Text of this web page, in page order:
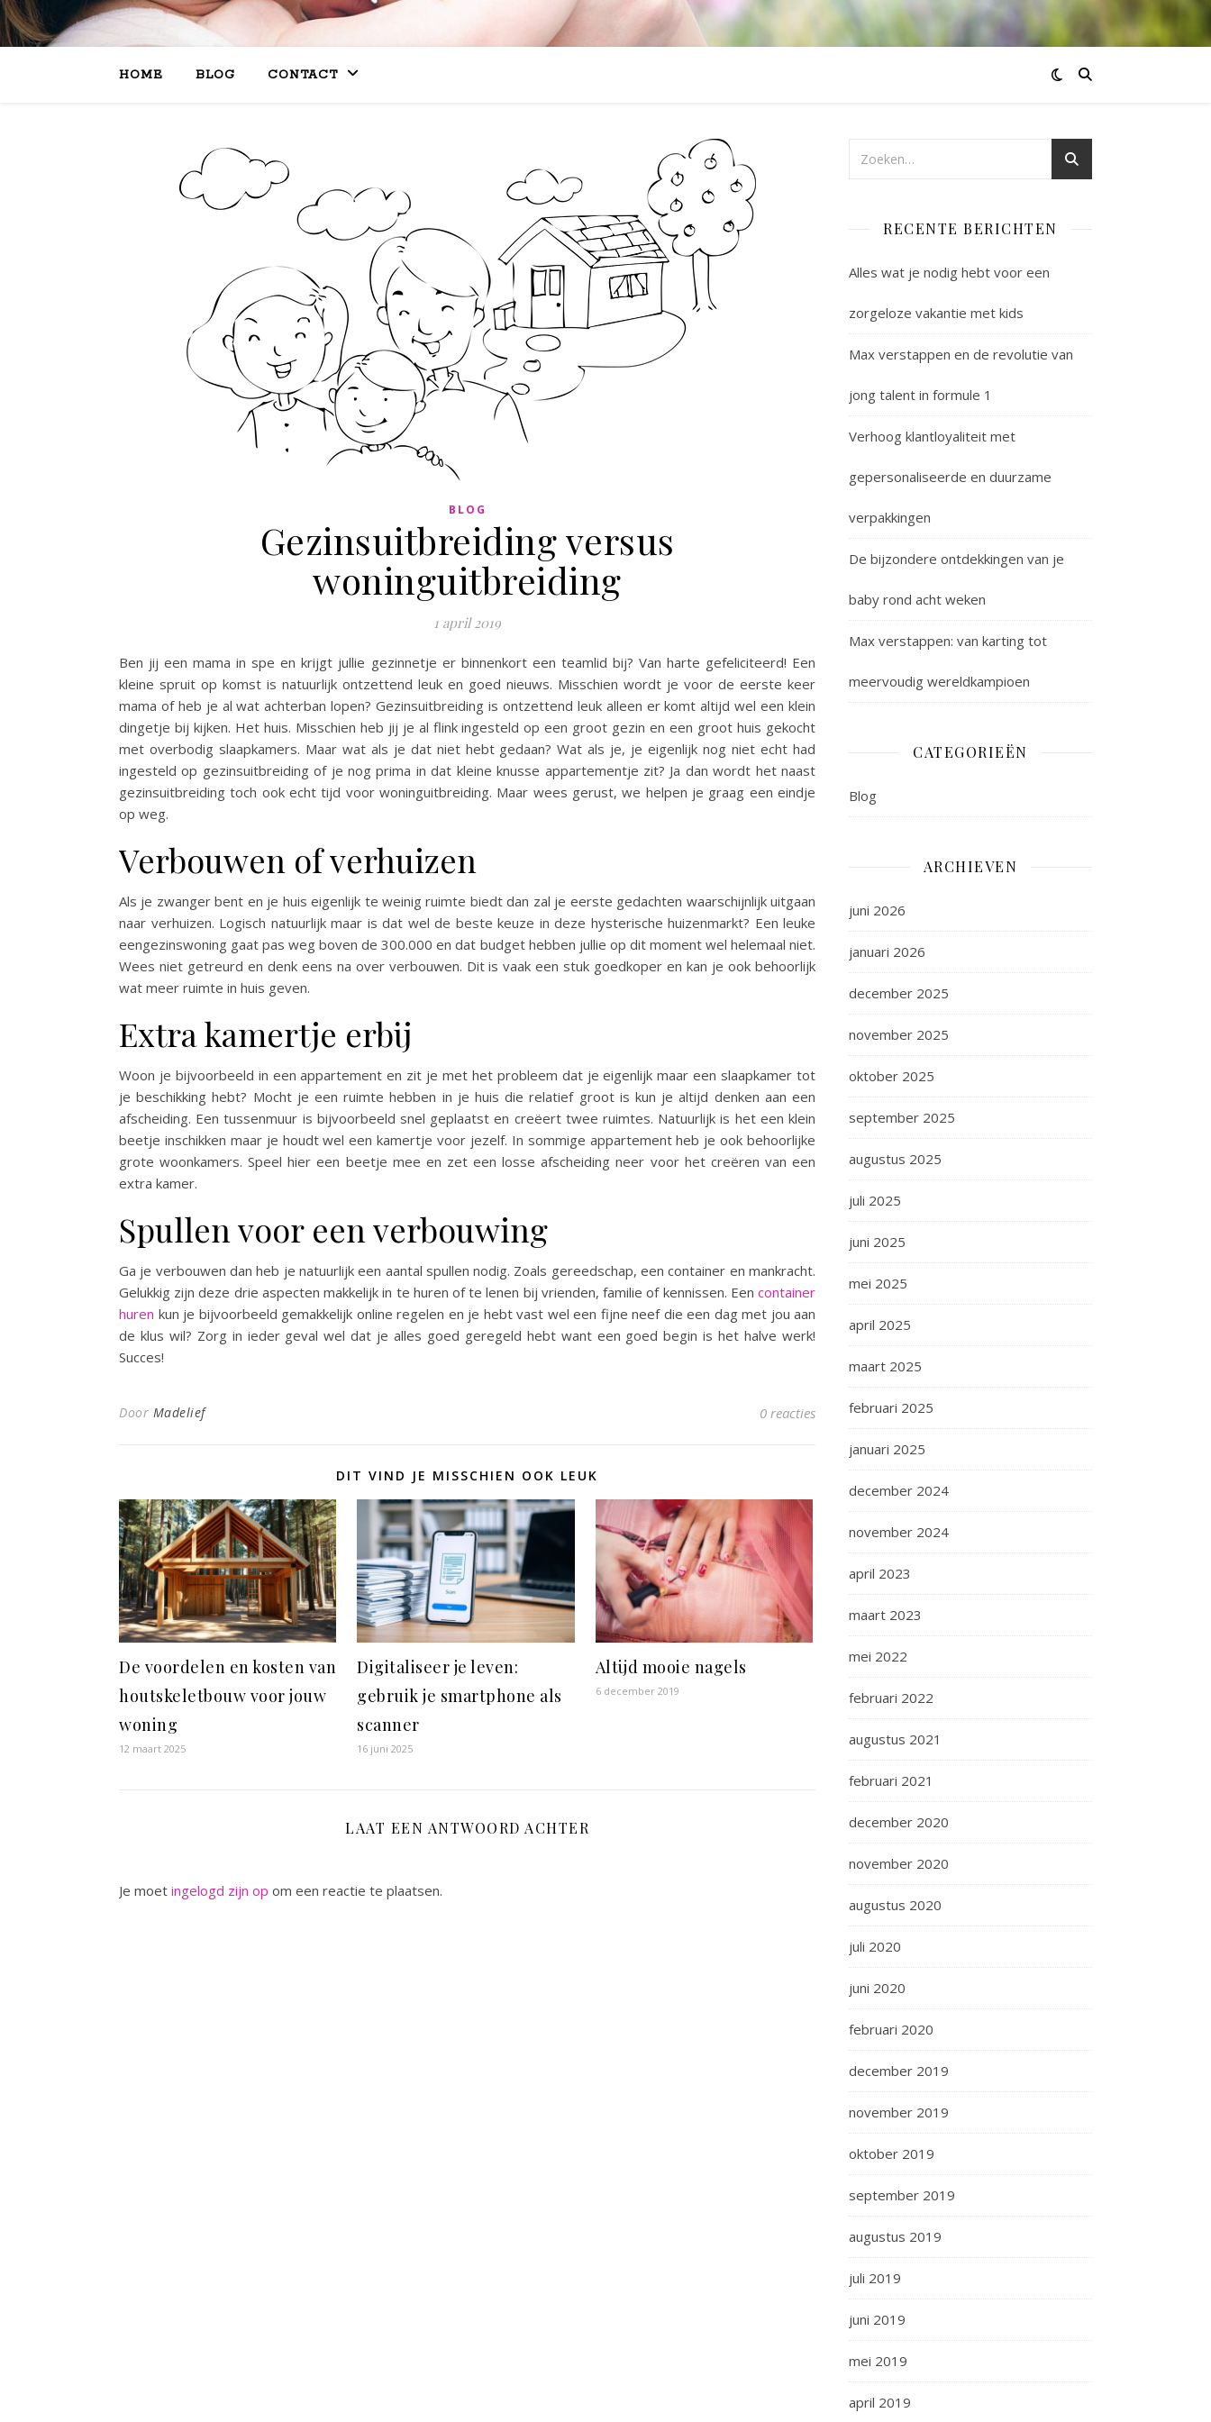
HOME BLOG CONTACT
BLOG
Gezinsuitbreiding versus
woninguitbreiding
1 april 2019
Ben jij een mama in spe en krijgt jullie gezinnetje er binnenkort een teamlid bij? Van harte gefeliciteerd! Een
kleine spruit op komst is natuurlijk ontzettend leuk en goed nieuws. Misschien wordt je voor de eerste keer
mama of heb je al wat achterban lopen? Gezinsuitbreiding is ontzettend leuk alleen er komt altijd wel een klein
dingetje bij kijken. Het huis. Misschien heb jij je al flink ingesteld op een groot gezin en een groot huis gekocht
met overbodig slaapkamers. Maar wat als je dat niet hebt gedaan? Wat als je, je eigenlijk nog niet echt had
ingesteld op gezinsuitbreiding of je nog prima in dat kleine knusse appartementje zit? Ja dan wordt het naast
gezinsuitbreiding toch ook echt tijd voor woninguitbreiding. Maar wees gerust, we helpen je graag een eindje
op weg.
Verbouwen of verhuizen
Als je zwanger bent en je huis eigenlijk te weinig ruimte biedt dan zal je eerste gedachten waarschijnlijk uitgaan
naar verhuizen. Logisch natuurlijk maar is dat wel de beste keuze in deze hysterische huizenmarkt? Een leuke
eengezinswoning gaat pas weg boven de 300.000 en dat budget hebben jullie op dit moment wel helemaal niet.
Wees niet getreurd en denk eens na over verbouwen. Dit is vaak een stuk goedkoper en kan je ook behoorlijk
wat meer ruimte in huis geven.
Extra kamertje erbij
Woon je bijvoorbeeld in een appartement en zit je met het probleem dat je eigenlijk maar een slaapkamer tot
je beschikking hebt? Mocht je een ruimte hebben in je huis die relatief groot is kun je altijd denken aan een
afscheiding. Een tussenmuur is bijvoorbeeld snel geplaatst en creëert twee ruimtes. Natuurlijk is het een klein
beetje inschikken maar je houdt wel een kamertje voor jezelf. In sommige appartement heb je ook behoorlijke
grote woonkamers. Speel hier een beetje mee en zet een losse afscheiding neer voor het creëren van een
extra kamer.
Spullen voor een verbouwing
Ga je verbouwen dan heb je natuurlijk een aantal spullen nodig. Zoals gereedschap, een container en mankracht.
Gelukkig zijn deze drie aspecten makkelijk in te huren of te lenen bij vrienden, familie of kennissen. Een container
huren kun je bijvoorbeeld gemakkelijk online regelen en je hebt vast wel een fijne neef die een dag met jou aan
de klus wil? Zorg in ieder geval wel dat je alles goed geregeld hebt want een goed begin is het halve werk!
Succes!
Door Madelief 0 reacties
DIT VIND JE MISSCHIEN OOK LEUK
De voordelen en kosten van
houtskeletbouw voor jouw
woning
12 maart 2025
Digitaliseer je leven:
gebruik je smartphone als
scanner
16 juni 2025
Altijd mooie nagels
6 december 2019
LAAT EEN ANTWOORD ACHTER
Je moet ingelogd zijn op om een reactie te plaatsen.
RECENTE BERICHTEN
Alles wat je nodig hebt voor een
zorgeloze vakantie met kids
Max verstappen en de revolutie van
jong talent in formule 1
Verhoog klantloyaliteit met
gepersonaliseerde en duurzame
verpakkingen
De bijzondere ontdekkingen van je
baby rond acht weken
Max verstappen: van karting tot
meervoudig wereldkampioen
CATEGORIEËN
Blog
ARCHIEVEN
juni 2026
januari 2026
december 2025
november 2025
oktober 2025
september 2025
augustus 2025
juli 2025
juni 2025
mei 2025
april 2025
maart 2025
februari 2025
januari 2025
december 2024
november 2024
april 2023
maart 2023
mei 2022
februari 2022
augustus 2021
februari 2021
december 2020
november 2020
augustus 2020
juli 2020
juni 2020
februari 2020
december 2019
november 2019
oktober 2019
september 2019
augustus 2019
juli 2019
juni 2019
mei 2019
april 2019